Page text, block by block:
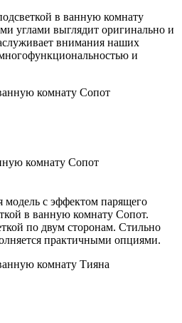
в ванную комнату
углами выглядит оригинально и
внимания наших
и
комнату Сопот
модель с эффектом парящего
в ванную комнату Сопот.
по двум сторонам. Стильно
практичными опциями.